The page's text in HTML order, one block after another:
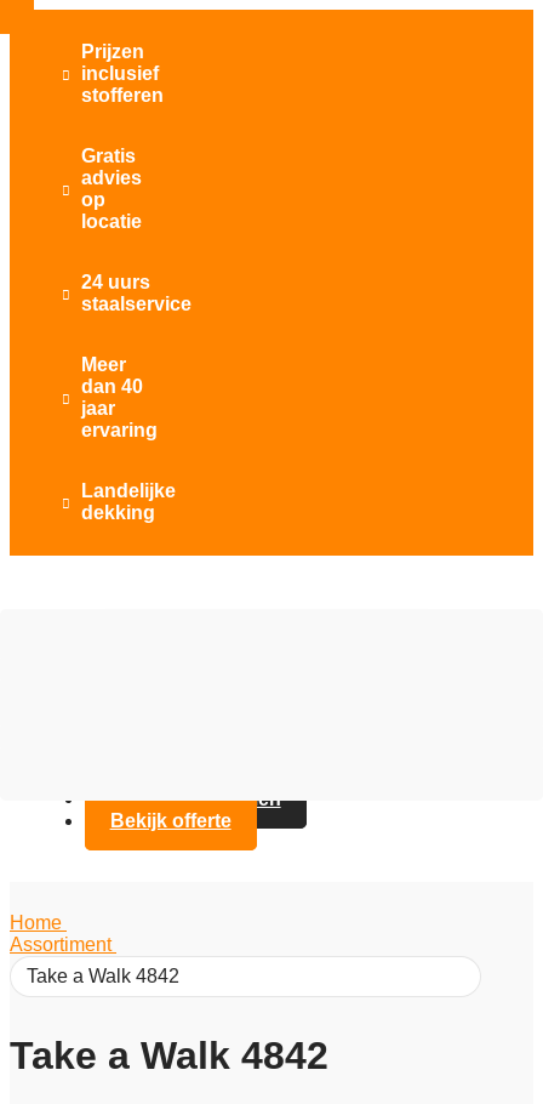

Prijzen
inclusief
stofferen

Gratis
advies
op
locatie

24 uurs
staalservice

Meer
dan 40
jaar
ervaring

Landelijke
dekking
Contact opnemen
Bekijk offerte
Home
Assortiment
Take a Walk 4842
Take a Walk 4842